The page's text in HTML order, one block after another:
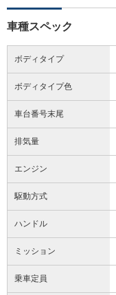
車種スペック
ボディタイプ
ボディタイプ色
車台番号末尾
排気量
エンジン
駆動方式
ハンドル
ミッション
乗車定員